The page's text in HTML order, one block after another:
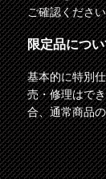
ご確認くださ
限定品につ
基本的に特別
売・修理はで
合、通常商品